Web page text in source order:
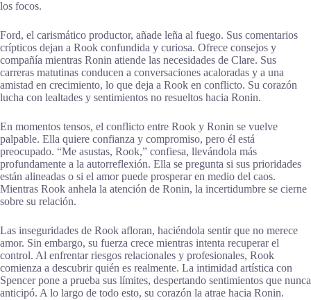
los focos.
Ford, el carismático productor, añade leña al fuego. Sus comentarios
crípticos dejan a Rook confundida y curiosa. Ofrece consejos y
compañía mientras Ronin atiende las necesidades de Clare. Sus
carreras matutinas conducen a conversaciones acaloradas y a una
amistad en crecimiento, lo que deja a Rook en conflicto. Su corazón
lucha con lealtades y sentimientos no resueltos hacia Ronin.
En momentos tensos, el conflicto entre Rook y Ronin se vuelve
palpable. Ella quiere confianza y compromiso, pero él está
preocupado. “Me asustas, Rook,” confiesa, llevándola más
profundamente a la autorreflexión. Ella se pregunta si sus prioridades
están alineadas o si el amor puede prosperar en medio del caos.
Mientras Rook anhela la atención de Ronin, la incertidumbre se cierne
sobre su relación.
Las inseguridades de Rook afloran, haciéndola sentir que no merece
amor. Sin embargo, su fuerza crece mientras intenta recuperar el
control. Al enfrentar riesgos relacionales y profesionales, Rook
comienza a descubrir quién es realmente. La intimidad artística con
Spencer pone a prueba sus límites, despertando sentimientos que nunca
anticipó. A lo largo de todo esto, su corazón la atrae hacia Ronin.